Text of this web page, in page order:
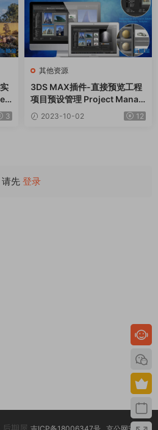
3
其他资源
3DS MAX插件-直接预览工程
项目预设管理 Project Manag
er v3.23.45
2023-10-02 12
请先 登录